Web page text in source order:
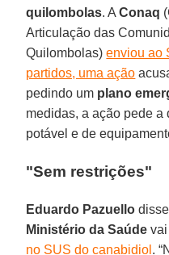
quilombolas. AConaq
Articulação das
Quilombolas)enviou ao
partidos, uma ação
pedindo um plano
medidas, a ação pede
potável e de
"Sem restrições"
Eduardo Pazuello
Ministério da Saúde
no SUS do canabidiol .